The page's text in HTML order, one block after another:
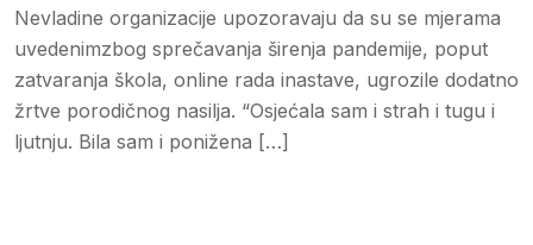
Nevladine organizacije upozoravaju da su se mjerama
uvedenimzbog sprečavanja širenja pandemije, poput
zatvaranja škola, online rada inastave, ugrozile dodatno
žrtve porodičnog nasilja. “Osjećala sam i strah i tugu i
ljutnju. Bila sam i ponižena […]